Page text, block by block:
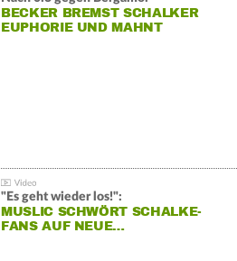
BECKER BREMST SCHALKER
EUPHORIE UND MAHNT
"Es geht wieder los!":
MUSLIC SCHWÖRT SCHALKE-
FANS AUF NEUE…